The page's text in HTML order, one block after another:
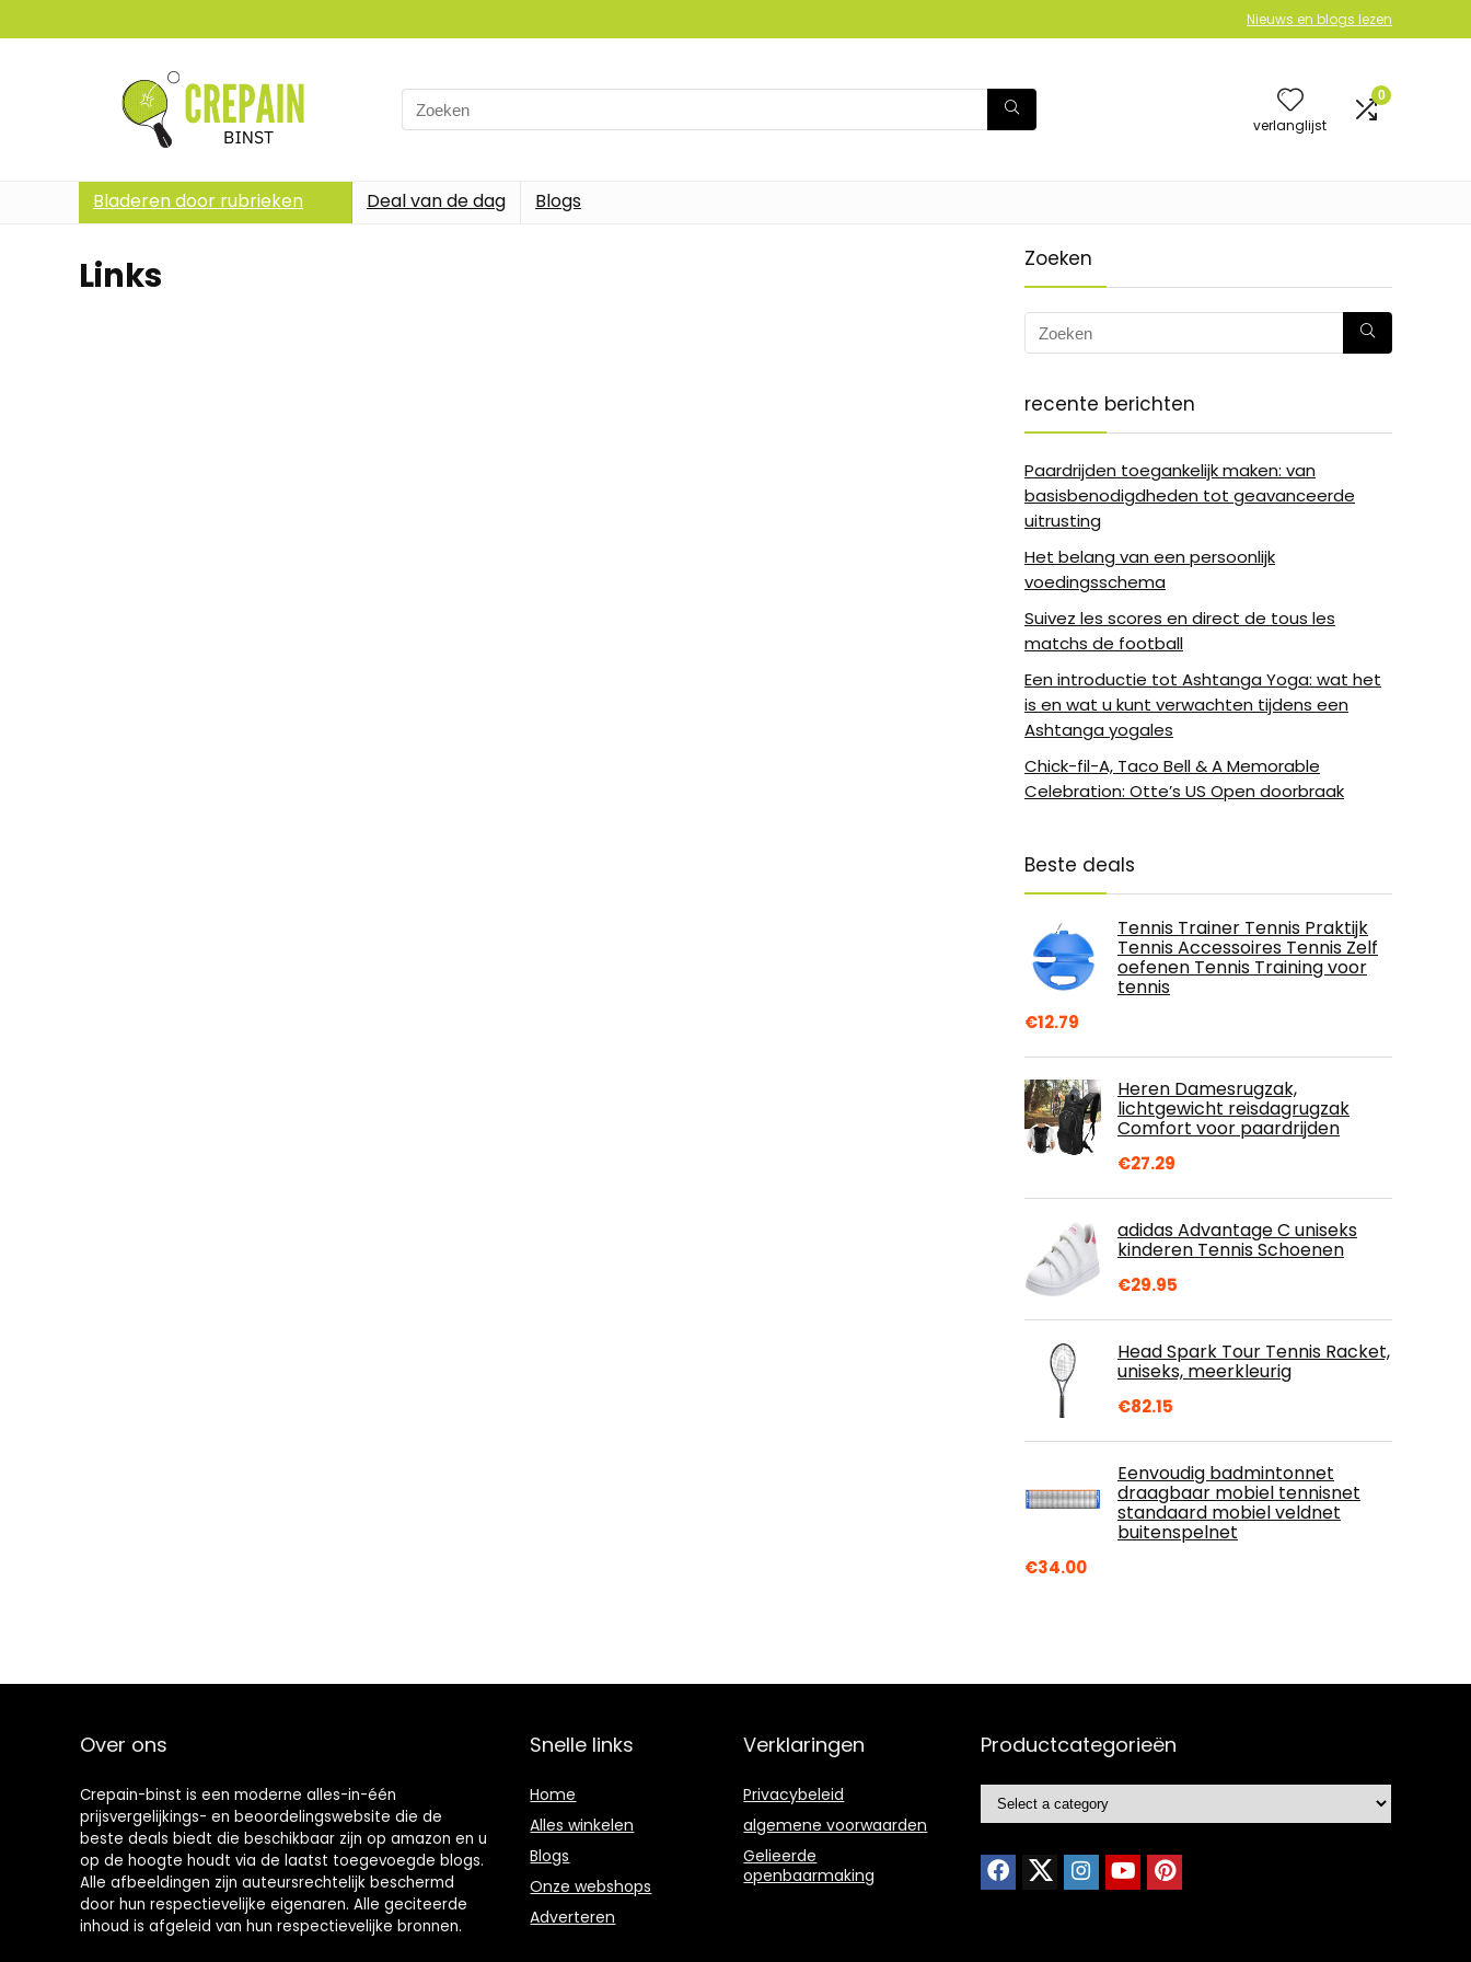
Nieuws en blogs lezen
Search
for:
verlanglijst
0
Bladeren door rubrieken Deal van de dag Blogs
Links Zoeken
recente berichten
Paardrijden toegankelijk maken: van
basisbenodigdheden tot geavanceerde
uitrusting
Het belang van een persoonlijk
voedingsschema
Suivez les scores en direct de tous les
matchs de football
Een introductie tot Ashtanga Yoga: wat het
is en wat u kunt verwachten tijdens een
Ashtanga yogales
Chick-fil-A, Taco Bell & A Memorable
Celebration: Otte’s US Open doorbraak
Beste deals
Tennis Trainer Tennis Praktijk
Tennis Accessoires Tennis Zelf
oefenen Tennis Training voor
tennis
€12.79
Heren Damesrugzak,
lichtgewicht reisdagrugzak
Comfort voor paardrijden
€27.29
adidas Advantage C uniseks
kinderen Tennis Schoenen
€29.95
Head Spark Tour Tennis Racket,
uniseks, meerkleurig
€82.15
Eenvoudig badmintonnet
draagbaar mobiel tennisnet
standaard mobiel veldnet
buitenspelnet
€34.00
Over ons
Crepain-binst is een moderne alles-in-één
prijsvergelijkings- en beoordelingswebsite die de
beste deals biedt die beschikbaar zijn op amazon en u
op de hoogte houdt via de laatst toegevoegde blogs.
Alle afbeeldingen zijn auteursrechtelijk beschermd
door hun respectievelijke eigenaren. Alle geciteerde
inhoud is afgeleid van hun respectievelijke bronnen.
Snelle links
Home
Alles winkelen
Blogs
Onze webshops
Adverteren
Verklaringen
Privacybeleid
algemene voorwaarden
Gelieerde
openbaarmaking
Productcategorieën